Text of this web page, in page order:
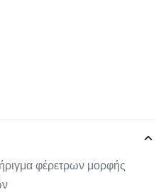
φέρετρων μορφής